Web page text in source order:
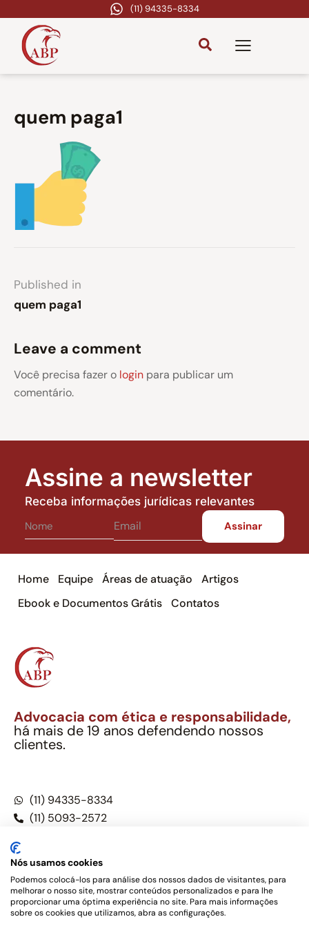
(11) 94335-8334
quem paga1
Published in
quem paga1
Leave a comment
Você precisa fazer o login para publicar um
comentário.
Assine a newsletter
Receba informações jurídicas relevantes
Home Equipe Áreas de atuação
Artigos
Ebook e Documentos Grátis
Contatos
Advocacia com ética e responsabilidade,
há mais de 19 anos defendendo nossos
clientes.
(11) 94335-8334
(11) 5093-2572
Este site não é um produto Meta Platforms, Inc., Google LLC,
tampouco oferece serviços públicos oficiais. Somos um
Nós usamos cookies
Podemos colocá-los para análise dos nossos dados de visitantes, para
melhorar o nosso site, mostrar conteúdos personalizados e para lhe
proporcionar uma óptima experiência no site. Para mais informações
sobre os cookies que utilizamos, abra as configurações.